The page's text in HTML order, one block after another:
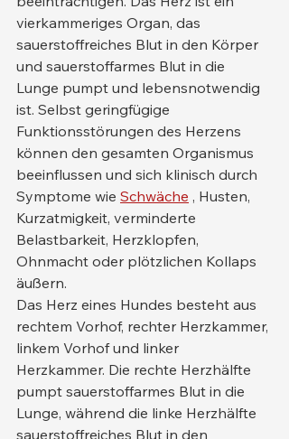
vierkammeriges Organ, das
sauerstoffreiches Blut in den Körper
und sauerstoffarmes Blut in die
Lunge pumpt und lebensnotwendig
ist. Selbst geringfügige
Funktionsstörungen des Herzens
können den gesamten Organismus
beeinflussen und sich klinisch durch
Symptome wie Schwäche , Husten,
Kurzatmigkeit, verminderte
Belastbarkeit, Herzklopfen,
Ohnmacht oder plötzlichen Kollaps
äußern.
Das Herz eines Hundes besteht aus
rechtem Vorhof, rechter Herzkammer,
linkem Vorhof und linker
Herzkammer. Die rechte Herzhälfte
pumpt sauerstoffarmes Blut in die
Lunge, während die linke Herzhälfte
sauerstoffreiches Blut in den